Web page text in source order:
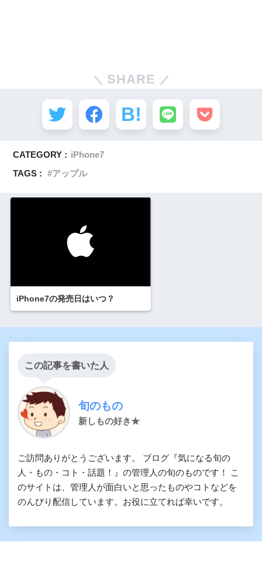
SHARE
CATEGORY : iPhone7
TAGS :
アップル
iPhone7の発売日はいつ？
この記事を書いた人
旬のもの
新しもの好き★
ご訪問ありがとうございます。 ブログ『気になる旬の
人・もの・コト・話題！』の管理人の旬のものです！ こ
のサイトは、管理人が面白いと思ったものやコトなどを
のんびり配信しています。お役に立てれば幸いです。